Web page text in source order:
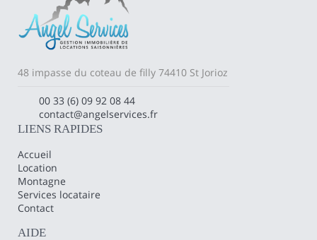
48 impasse du coteau de filly 74410 St Jorioz
00 33 (6) 09 92 08 44
contact@angelservices.fr
LIENS RAPIDES
Accueil
Location
Montagne
Services locataire
Contact
AIDE